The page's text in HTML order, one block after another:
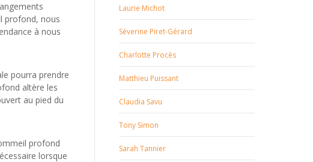
profond, nous
à nous
pourra prendre
altère les
au pied du
profond
lorsque
Laurie Michot
Séverine Piret-Gérard
Charlotte Procès
Matthieu Puissant
Claudia Savu
Tony Simon
Sarah Tannier